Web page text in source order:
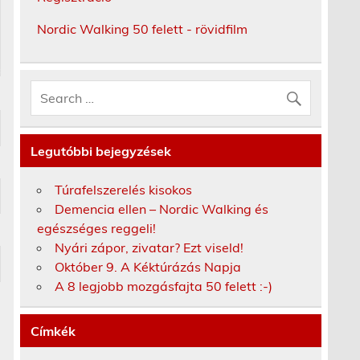
Nordic Walking 50 felett - rövidfilm
Legutóbbi bejegyzések
Túrafelszerelés kisokos
Demencia ellen – Nordic Walking és
egészséges reggeli!
Nyári zápor, zivatar? Ezt viseld!
Október 9. A Kéktúrázás Napja
A 8 legjobb mozgásfajta 50 felett :-)
Címkék